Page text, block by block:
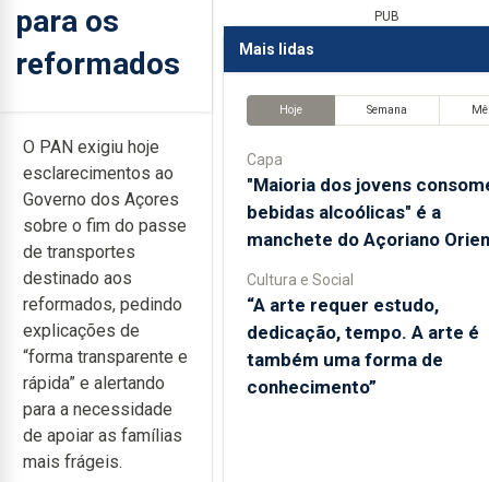
para os
reformados
O PAN exigiu hoje
esclarecimentos ao
Governo dos Açores
sobre o fim do passe
de transportes
destinado aos
reformados, pedindo
explicações de
“forma transparente e
rápida” e alertando
para a necessidade
de apoiar as famílias
mais frágeis.
PUB
Mais lidas
Hoje Semana
Capa
"Maioria dos jovens
bebidas alcoólicas" é a
manchete do Açoriano
Cultura e Social
“A arte requer estudo,
dedicação, tempo. A arte é
também uma forma de
conhecimento”